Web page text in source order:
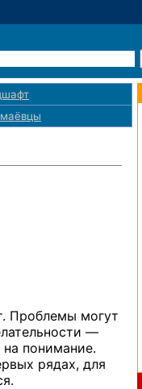
Проблемы могут
—
на понимание.
рядах, для